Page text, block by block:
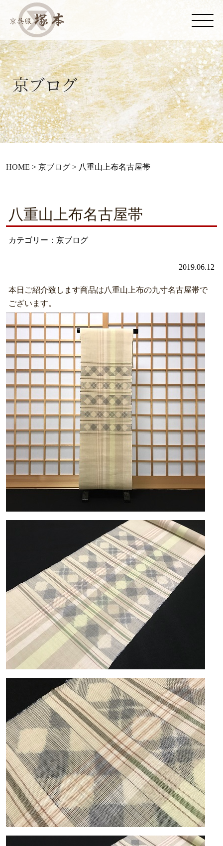
HOME > 京ブログ> 八重山上布名古屋帯
八重山上布名古屋帯
カテゴリー：京ブログ
2019.06.12
本日ご紹介致します商品は八重山上布の九寸名古屋帯で
ございます。